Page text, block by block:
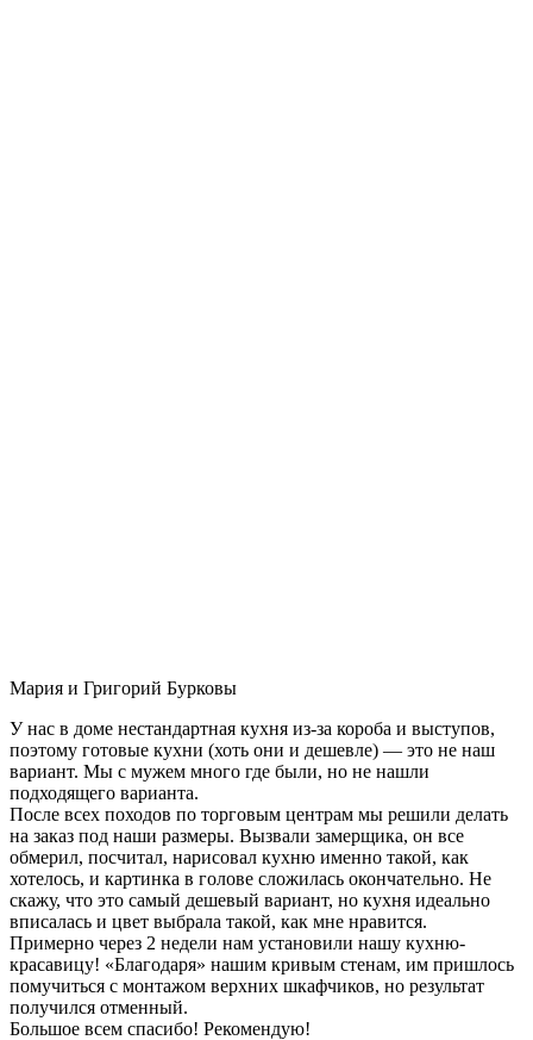
Мария и Григорий Бурковы
У нас в доме нестандартная кухня из-за короба и выступов,
поэтому готовые кухни (хоть они и дешевле) — это не наш
вариант. Мы с мужем много где были, но не нашли
подходящего варианта.
После всех походов по торговым центрам мы решили делать
на заказ под наши размеры. Вызвали замерщика, он все
обмерил, посчитал, нарисовал кухню именно такой, как
хотелось, и картинка в голове сложилась окончательно. Не
скажу, что это самый дешевый вариант, но кухня идеально
вписалась и цвет выбрала такой, как мне нравится.
Примерно через 2 недели нам установили нашу кухню-
красавицу! «Благодаря» нашим кривым стенам, им пришлось
помучиться с монтажом верхних шкафчиков, но результат
получился отменный.
Большое всем спасибо! Рекомендую!